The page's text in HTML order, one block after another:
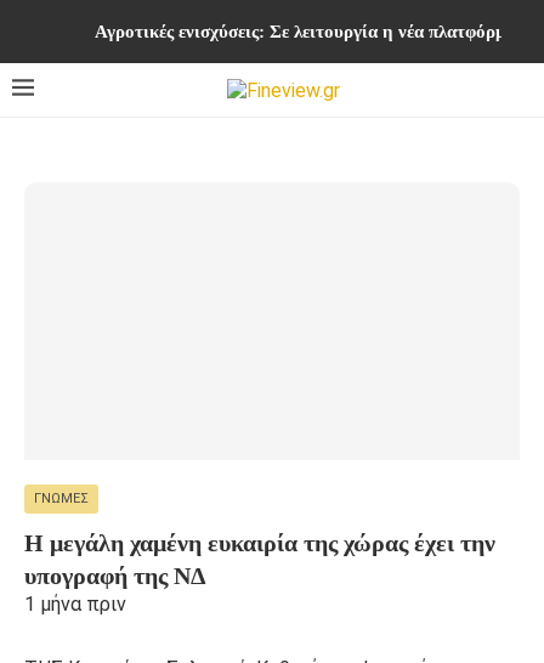
Αγροτικές ενισχύσεις: Σε λειτουργία η νέα πλατφόρμα
ΓΝΏΜΕΣ
Η μεγάλη χαμένη ευκαιρία της χώρας έχει την
υπογραφή της ΝΔ
1 μήνα πριν